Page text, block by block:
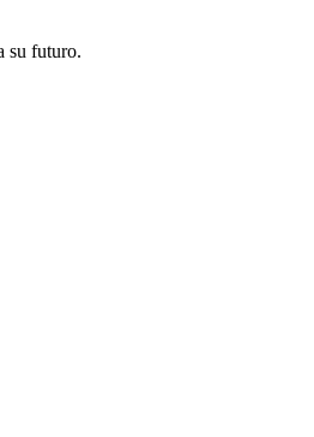
su futuro.